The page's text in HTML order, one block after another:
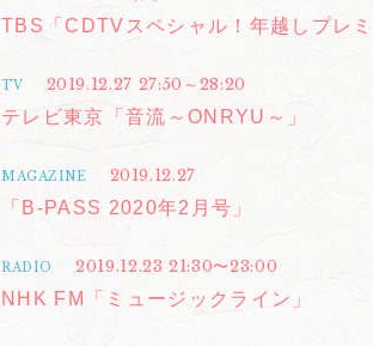
TBS「CDTVスペシャル！年越しプレ
TV
2019.12.27 27:50～28:20
テレビ東京「音流～ONRYU～」
MAGAZINE
2019.12.27
「B-PASS 2020年2月号」
RADIO
2019.12.23 21:30〜23:00
NHK FM「ミュージックライン」